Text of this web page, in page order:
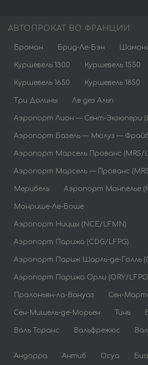
АВТОПРОКАТ ВО ФРАНЦИИ
Браман Брид-Ле-Бэн
Куршевель 1300 Куршевель 1550
Куршевель 1650 Куршевель 1850
Три Долины Ле дез Альп
Аэропорт Лион — Сент-Экзюпери
Аэропорт Базель — Мюлуз —
Аэропорт Марсель Прованс (MRS/
Аэропорт Марсель — Прованс
Мерибель Аэропорт Монпелье
Монрише-Ле-Боше
Аэропорт Ниццы (NCE/LFMN)
Аэропорт Парижа (CDG/LFPG)
Аэропорт Париж Шарль-де-Голль
Аэропорт Парижа Орли (ORY/
Пралоньян-ла-Вануаз Сен-
Сен-Мишель-де-Морьен Тинь
Валь Торанс Вальфрежюс
Андорра Антиб Осуа